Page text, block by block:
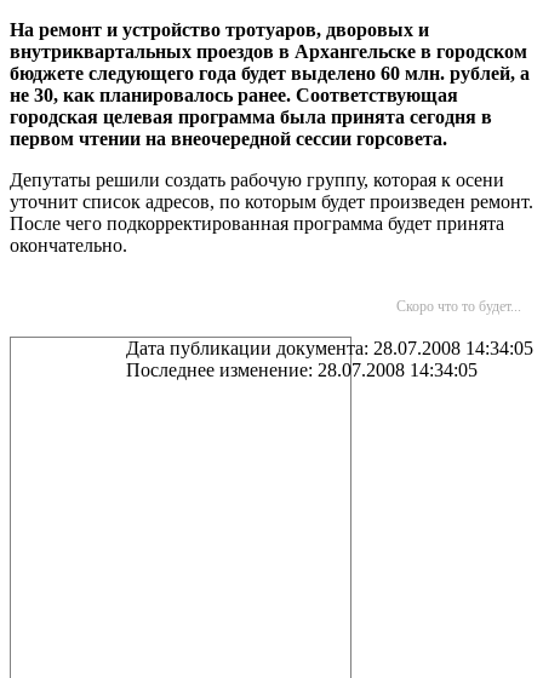
На ремонт и устройство тротуаров, дворовых и
внутриквартальных проездов в Архангельске в городском
бюджете следующего года будет выделено 60 млн. рублей, а
не 30, как планировалось ранее. Соответствующая
городская целевая программа была принята сегодня в
первом чтении на внеочередной сессии горсовета.
Депутаты решили создать рабочую группу, которая к осени
уточнит список адресов, по которым будет произведен ремонт.
После чего подкорректированная программа будет принята
окончательно.
Скоро что то будет...
Дата публикации документа: 28.07.2008 14:34:05
Последнее изменение: 28.07.2008 14:34:05